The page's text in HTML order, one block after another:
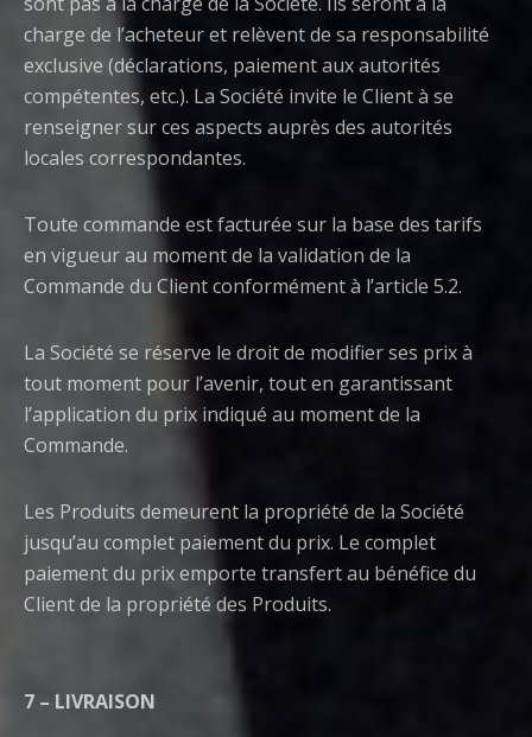
charge de l’acheteur et relèvent de sa responsabilité
exclusive (déclarations, paiement aux autorités
compétentes, etc.). La Société invite le Client à se
renseigner sur ces aspects auprès des autorités
locales correspondantes.
Toute commande est facturée sur la base des tarifs
en vigueur au moment de la validation de la
Commande du Client conformément à l’article 5.2.
La Société se réserve le droit de modifier ses prix à
tout moment pour l’avenir, tout en garantissant
l’application du prix indiqué au moment de la
Commande.
Les Produits demeurent la propriété de la Société
jusqu’au complet paiement du prix. Le complet
paiement du prix emporte transfert au bénéfice du
Client de la propriété des Produits.
7 – LIVRAISON